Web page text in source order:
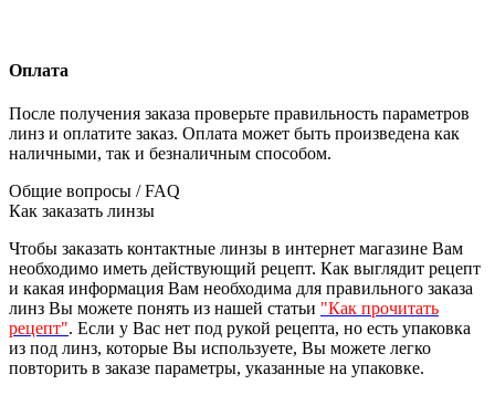
Оплата
После получения заказа проверьте правильность параметров
линз и оплатите заказ. Оплата может быть произведена как
наличными, так и безналичным способом.
Общие вопросы / FAQ
Как заказать линзы
Чтобы заказать контактные линзы в интернет магазине Вам
необходимо иметь действующий рецепт. Как выглядит рецепт
и какая информация Вам необходима для правильного заказа
линз Вы можете понять из нашей статьи "Как прочитать
рецепт". Если у Вас нет под рукой рецепта, но есть упаковка
из под линз, которые Вы используете, Вы можете легко
повторить в заказе параметры, указанные на упаковке.